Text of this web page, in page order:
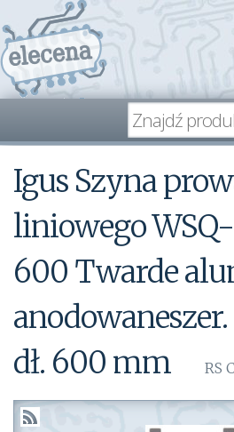
Igus Szyna
liniowego
600 Twarde
dł. 600 mm
RS